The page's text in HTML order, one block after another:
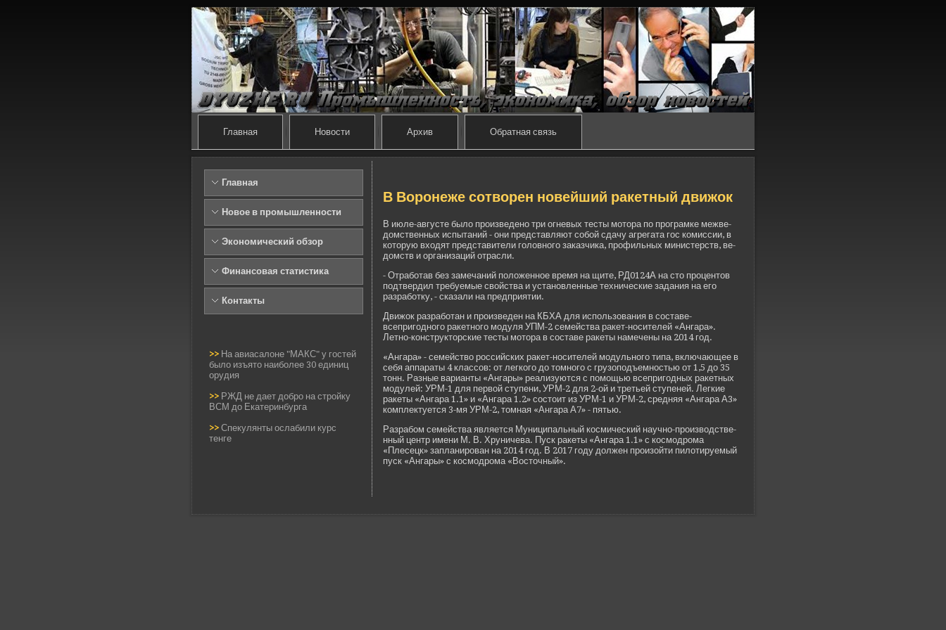
Главная Новости Архив Обратная связь
Главная
Новое в промышленности
Экономический обзор
Финансовая статистика
Контакты
>> На авиасалоне "МАКС" у гостей
было изъято наиболее 30 единиц
орудия
>> РЖД не дает добро на стройку
ВСМ до Екатеринбурга
>> Спекулянты ослабили курс
тенге
В Воронеже сотворен нове­йший ракетный движок
В июле-августе было произве­де­но три огневых тесты мотора по програмке межве­
домстве­нных испытаний - они представляют собой сдачу агрегата гос комиссии, в
которую входят представители головного заказчика, профильных министерств, ве­
домств и организаций отрасли.
- Отработав без замечаний положенное время на щите, РД0124А на сто процентов
подтве­рдил требуемые свойства и установленные технические задания на его
разработку, - сказали на предприятии.
Движок разработан и произве­де­н на КБХА для использования в составе­
всепригодного ракетного модуля УПМ-2 семейства ракет-носителей «Ангара».
Летно-конструкторские тесты мотора в составе­ ракеты намечены на 2014 год.
«Ангара» - семейство российских ракет-носителей модульного типа, включающее в
себя аппараты 4 классов: от легкого до томного с грузоподъемностью от 1,5 до 35
тонн. Разные варианты «Ангары» реализуются с помощью всепригодных ракетных
модулей: УРМ-1 для первой ступени, УРМ-2 для 2-ой и третьей ступеней. Легкие
ракеты «Ангара 1.1» и «Ангара 1.2» состоит из УРМ-1 и УРМ-2, средняя «Ангара А3»
комплектуется 3-мя УРМ-2, томная «Ангара А7» - пятью.
Разрабом семейства является Муниципальный космический научно-производстве­
нный центр имени М. В. Хруничева. Пуск ракеты «Ангара 1.1» с космодрома
«Плесецк» запланирован на 2014 год. В 2017 году должен произойти пилотируемый
пуск «Ангары» с космодрома «Восточный».